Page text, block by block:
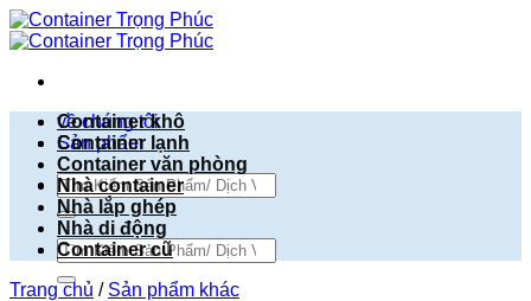
Bỏ
qua
dung
về chúng tôi
Sản phẩm
Tìm
kiếm:
Tìm
kiếm:
Container khô
Container lạnh
Container văn phòng
Nhà container
Nhà lắp ghép
Nhà di động
Container cũ
Trang chủ / Sản phẩm khác